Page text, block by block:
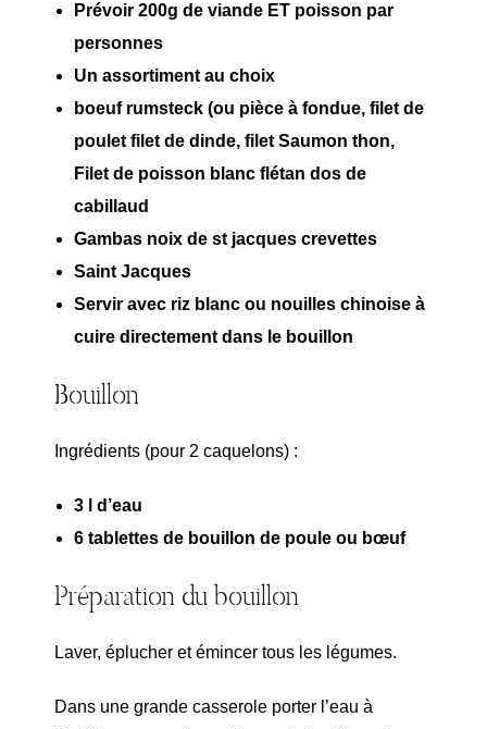
Prévoir 200g de viande ET poisson par
personnes
Un assortiment au choix
boeuf rumsteck (ou pièce à fondue, filet de
poulet filet de dinde, filet Saumon thon,
Filet de poisson blanc flétan dos de
cabillaud
Gambas noix de st jacques crevettes
Saint Jacques
Servir avec riz blanc ou nouilles chinoise à
cuire directement dans le bouillon
Bouillon
Ingrédients (pour 2 caquelons) :
3 l d’eau
6 tablettes de bouillon de poule ou bœuf
Préparation du bouillon
Laver, éplucher et émincer tous les légumes.
Dans une grande casserole porter l’eau à